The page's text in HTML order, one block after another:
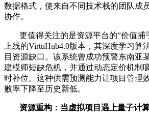
数据格式，使来自不同技术栈的团队成
协作。
更值得关注的是资源平台的”价值捕
上线的VirtuHub4.0版本，其深度学习算
目资源缺口。该系统曾成功预警东南亚
建模师短缺危机，并通过动态定价机制
时补位。这种供需预测能力让项目管理
败率下降至历史新低。
资源重构：当虚拟项目遇上量子计